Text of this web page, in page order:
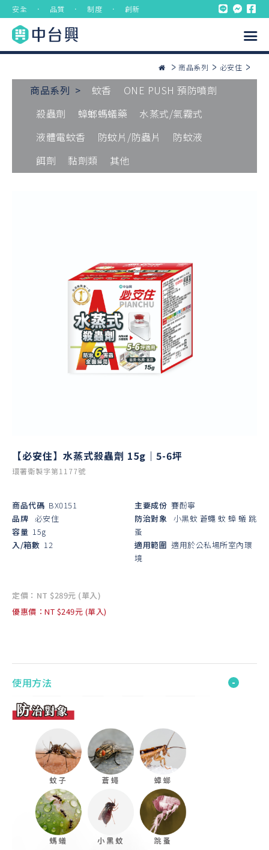
安全 ． 品質 ． 制度 ． 創新
商品系列 必安住
商品系列 > 蚊香
ONE PUSH 預防噴劑
殺蟲劑
蟑螂螞蟻藥
水蒸式/氣霧式
液體電蚊香
防蚊片/防蟲片
防蚊液
餌劑
黏劑類 其他
【必安住】水蒸式殺蟲劑 15g｜5-6坪
環署衛製字第1177號
商品代碼 BX0151
品牌 必安住
容量 15g
入/箱數 12
主要成份 賽酚寧
防治對象 小黑蚊 蒼蠅 蚊 蟑 蟻 跳
蚤
適用範圍 適用於公私場所室內環
境
定價：NT $289元 (單入)
優惠價：NT $249元 (單入)
使用方法